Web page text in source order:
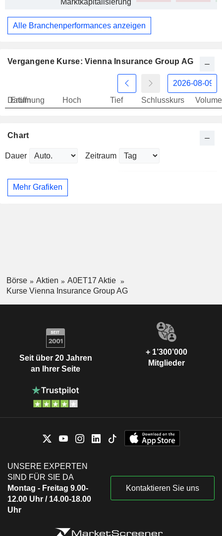
Marktkapitalisierung
Alle Branchenperformances anzeigen
Vergangene Kurse: Vienna Insurance Group AG
Datum
Eröffnung Hoch Tief Schlusskurs
Chart
Dauer Zeitraum
Mehr Grafiken
Börse Aktien
A0ET17 Aktie
Kurse Vienna Insurance Group AG
Seit über 20 Jahren
an Ihrer Seite
+ 1’300’000
Mitglieder
UNSERE EXPERTEN
SIND FÜR SIE DA
Montag - Freitag 9.00-
12.00 Uhr / 14.00-18.00
Uhr
Kontaktieren Sie uns